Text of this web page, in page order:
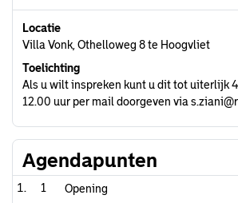
Locatie
Villa Vonk, Othelloweg 8 te Hoogvliet
Toelichting
Als u wilt inspreken kunt u dit tot uiterlijk
12.00 uur per mail doorgeven via
Agendapunten
1 Opening